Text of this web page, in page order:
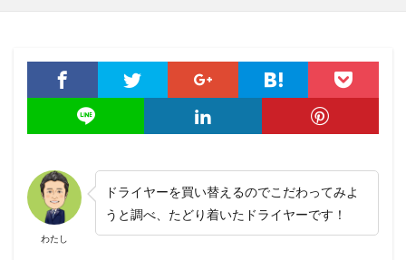
わたし
ドライヤーを買い替えるのでこだわってみよ
うと調べ、たどり着いたドライヤーです！